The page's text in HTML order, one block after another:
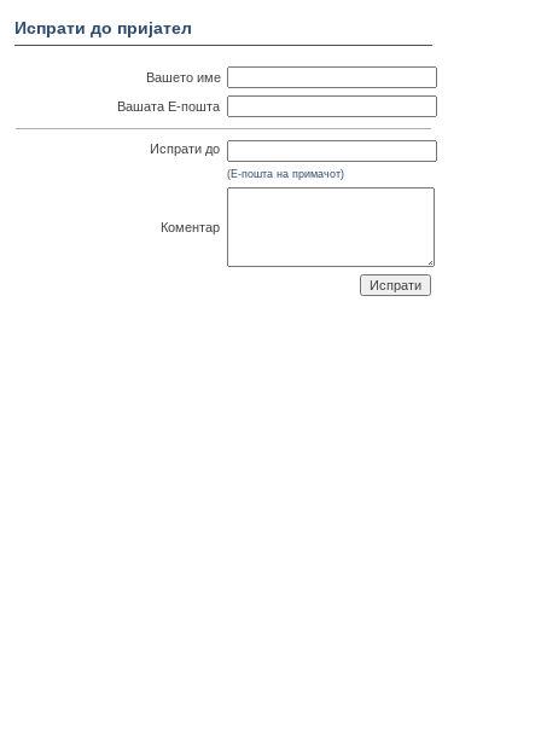
Испрати до пријател
Вашето име
Вашата Е-пошта
Испрати до
(Е-пошта на примачот)
Коментар